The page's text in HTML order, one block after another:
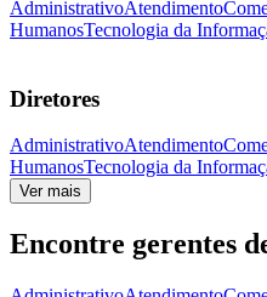
AdministrativoAtendimento
HumanosTecnologia da
Diretores
AdministrativoAtendimento
HumanosTecnologia da
Ver mais
Encontre gerentes